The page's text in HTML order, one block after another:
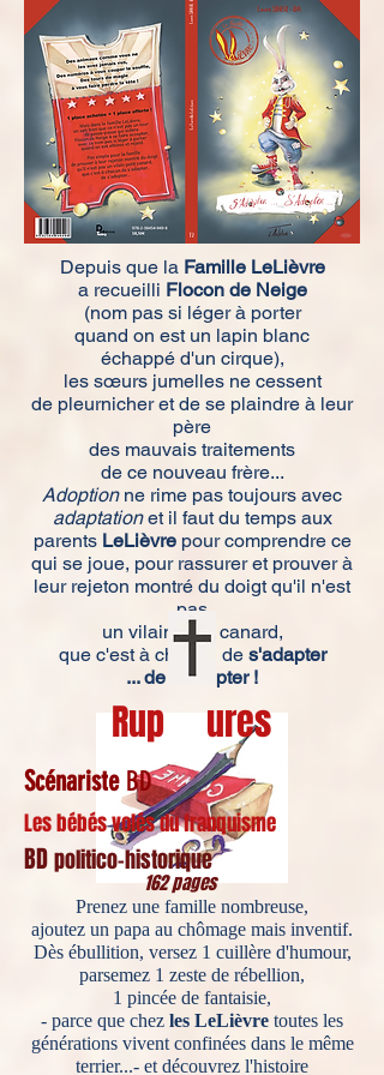
Depuis que la Famille LeLièvre
a recueilli Flocon de Neige
(nom pas si léger à porter
quand on est un lapin blanc
échappé d'un cirque),
les sœurs jumelles ne cessent
de pleurnicher et de se plaindre à leur
père
des mauvais traitements
de ce nouveau frère...
Adoptionne rime pas toujours avec
adaptationet il faut du temps aux
parents LeLièvrepour comprendre ce
qui se joue, pour rassurer et prouver à
leur rejeton montré du doigt qu'il n'est
pas
un vilain petit canard,
que c'est à chacun de s'adapter
... de s'adopter !
Prenez une famille nombreuse,
ajoutez un papa au chômage mais inventif.
Dès ébullition, versez 1 cuillère d'humour,
parsemez 1 zeste de rébellion,
1 pincée de fantaisie,
- parce que chez les LeLièvre toutes les
générations vivent confinées dans le même
terrier...- et découvrez l'histoire
Rup ures
ScénaristeBD
Les bébés volés du franquisme
BDpolitico-historique
162 pages